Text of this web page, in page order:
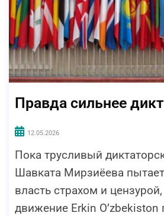
Правда сильнее
12.05.2026
Пока трусливый
Шавката Мирзиёева
власть страхом и
движение Erkin O’zbekiston